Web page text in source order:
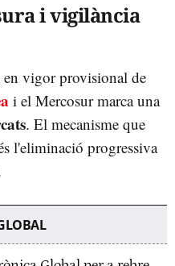
i vigilància
en vigor provisional de
i el Mercosur marca una
. El mecanisme que
l'eliminació progressiva